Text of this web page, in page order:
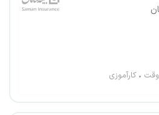
وقت کارآموزی